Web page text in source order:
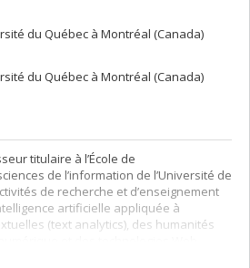
du Québec à Montréal (Canada)
du Québec à Montréal (Canada)
titulaire à l’École de
de l’information de l’Université de
de recherche et d’enseignement
artificielle appliquée à
(text analytics), des humanités